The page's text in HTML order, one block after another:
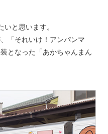
と思います。
「それいけ！アンパンマ
となった「あかちゃんまん